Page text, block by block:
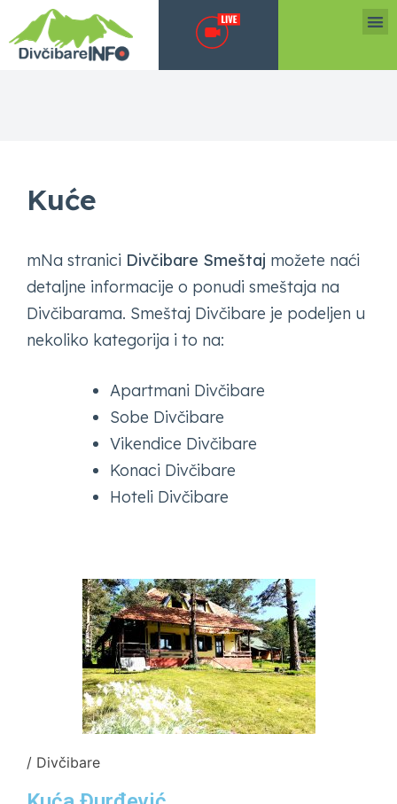
Kuće
mNa stranici Divčibare Smeštaj možete naći
detaljne informacije o ponudi smeštaja na
Divčibarama. Smeštaj Divčibare je podeljen u
nekoliko kategorija i to na:
Apartmani Divčibare
Sobe Divčibare
Vikendice Divčibare
Konaci Divčibare
Hoteli Divčibare
/ Divčibare